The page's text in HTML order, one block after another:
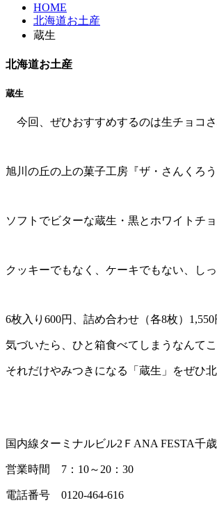
HOME
北海道お土産
蔵生
北海道お土産
蔵生
今回、ぜひおすすめするのは生チョコさ
旭川の丘の上の菓子工房『ザ・さんくろ
ソフトでビターな蔵生・黒とホワイトチ
クッキーでもなく、ケーキでもない、し
6枚入り600円、詰め合わせ（各8枚）
気づいたら、ひと箱食べてしまうなんて
それだけやみつきになる「蔵生」をぜひ
国内線ターミナルビル2ＦANA FESTA千
営業時間 7：10～20：30
電話番号 0120-464-616